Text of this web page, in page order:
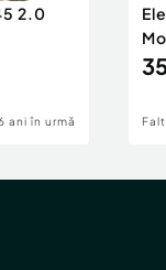
2.0
ani în urmă